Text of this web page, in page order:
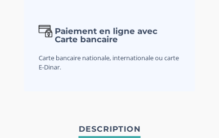
Paiement en ligne avec
Carte bancaire
Carte bancaire nationale, internationale ou carte
E-Dinar.